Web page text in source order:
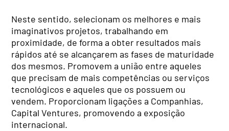
Neste sentido, selecionam os melhores e mais
imaginativos projetos, trabalhando em
proximidade, de forma a obter resultados mais
rápidos até se alcançarem as fases de maturidade
dos mesmos. Promovem a união entre aqueles
que precisam de mais competências ou serviços
tecnológicos e aqueles que os possuem ou
vendem. Proporcionam ligações a Companhias,
Capital Ventures, promovendo a exposição
internacional.